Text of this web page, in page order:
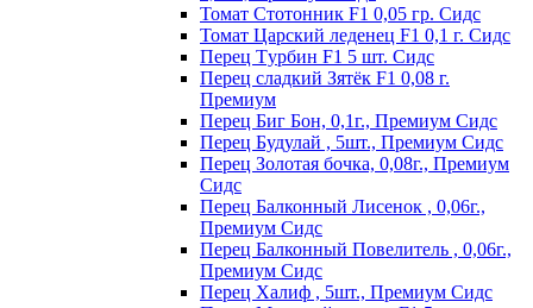
Томат Стотонник F1 0,05 гр. Сидс
Томат Царский леденец F1 0,1 г. Сидс
Перец Tурбин F1 5 шт. Сидс
Перец сладкий Зятёк F1 0,08 г.
Премиум
Перец Биг Бон, 0,1г., Премиум Сидс
Перец Будулай , 5шт., Премиум Сидс
Перец Золотая бочка, 0,08г., Премиум
Сидс
Перец Балконный Лисенок , 0,06г.,
Премиум Сидс
Перец Балконный Повелитель , 0,06г.,
Премиум Сидс
Перец Халиф , 5шт., Премиум Сидс